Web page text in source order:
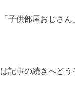
子供部屋おじさ
記事の続きへどう